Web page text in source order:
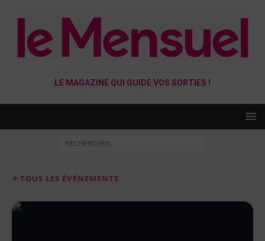
LE MAGAZINE QUI GUIDE VOS SORTIES !
TOUS LES ÉVÉNEMENTS